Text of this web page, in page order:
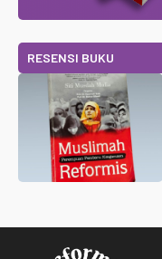
RESENSI BUKU